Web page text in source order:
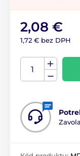
2,08 €
1,72 € bez DPH